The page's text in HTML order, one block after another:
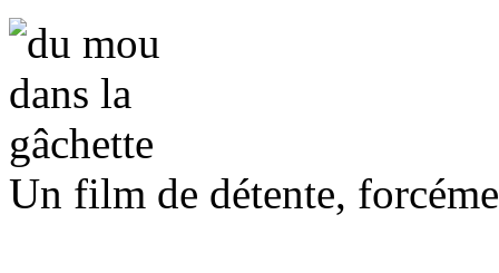
Un film de détente,